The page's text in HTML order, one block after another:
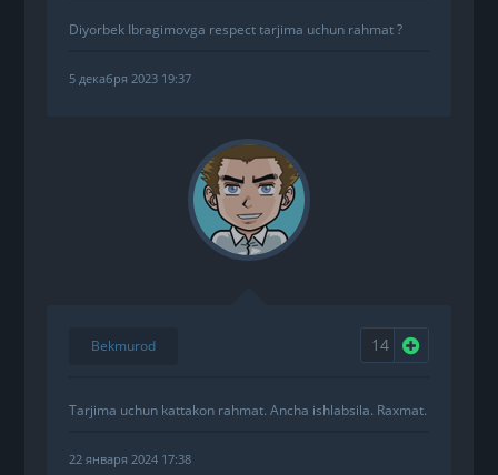
Diyorbek Ibragimovga respect tarjima uchun rahmat ?
5 декабря 2023 19:37
Bekmurod 14 Нравится
Tarjima uchun kattakon rahmat. Ancha ishlabsila. Raxmat.
22 января 2024 17:38